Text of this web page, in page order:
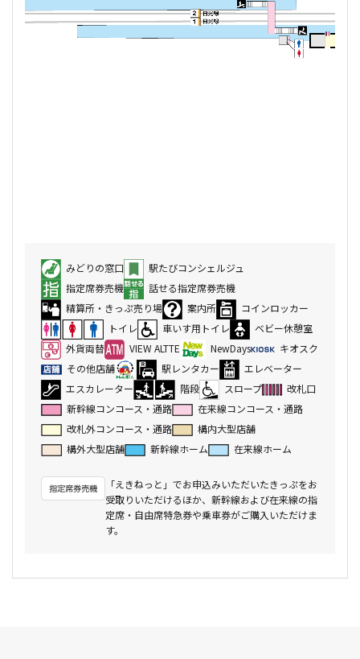
みどりの窓口
駅たびコンシェルジュ
指定席券売機
話せる指定席券売機
精算所・きっぷ売り場
案内所
コインロッカー
トイレ
車いす用トイレ
ベビー休憩室
外貨両替
VIEW ALTTE NewDays
キオスク
その他店舗
駅レンタカー
エレベーター
エスカレーター
階段 スロープ
改札口
新幹線コンコース・通路
在来線コンコース・通路
改札外コンコース・通路
構内大型店舗
構外大型店舗
新幹線ホーム 在来線ホーム
「えきねっと」でお申込みいただいたきっぷをお
受取りいただけるほか、新幹線および在来線の指
定席・自由席特急券や乗車券がご購入いただけま
す。